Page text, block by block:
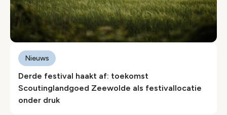
Derde festival haakt af: toekomst
Scoutinglandgoed Zeewolde als festivallocatie
onder druk
Nieuws